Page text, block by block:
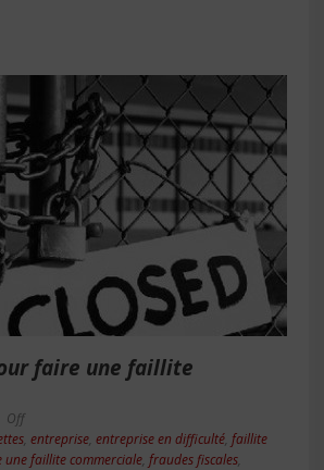
faire une faillite
Off
entreprise entreprise en difficulté faillite
une faillite commerciale fraudes fiscales